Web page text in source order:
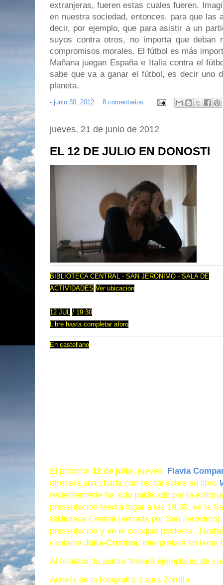
extranjeras, fueren estas cuales fueren.
en nuestra sociedad, entonces, para que las
decir, por ejemplo, que para asistir a un
suyos contra otros, no importa que deban
compromisos morales. El fútbol es más
Mañana juegan España e Italia contra el
sabe que va a ganar el fútbol, es decir uno
planeta.
- junio 30, 2012 8 comentarios:
jueves, 21 de junio de 2012
EL 12 DE JULIO EN DONOSTI
BIBLIOTECA CENTRAL - SAN JERÓNIMO - SALA DE
ACTIVIDADES Ver ubicación
12 JUL / 19:30
Libre hasta completar aforo
En castellano
El próximo 12 de julio, jueves, Flavia
ofrecerá una charla con recital sobre su libro
recientemente ha sido publicado por la edit
presentación tendrá lugar a las 19:30, en la
Biblioteca Central (entrada por San
presentación y en el coloquio posterior.
cantante Julia-Cristina; interpretará un tema
Al finalizar, la autora firmará ejemplares de
Autoría de la fotografía: Laura Zorrilla